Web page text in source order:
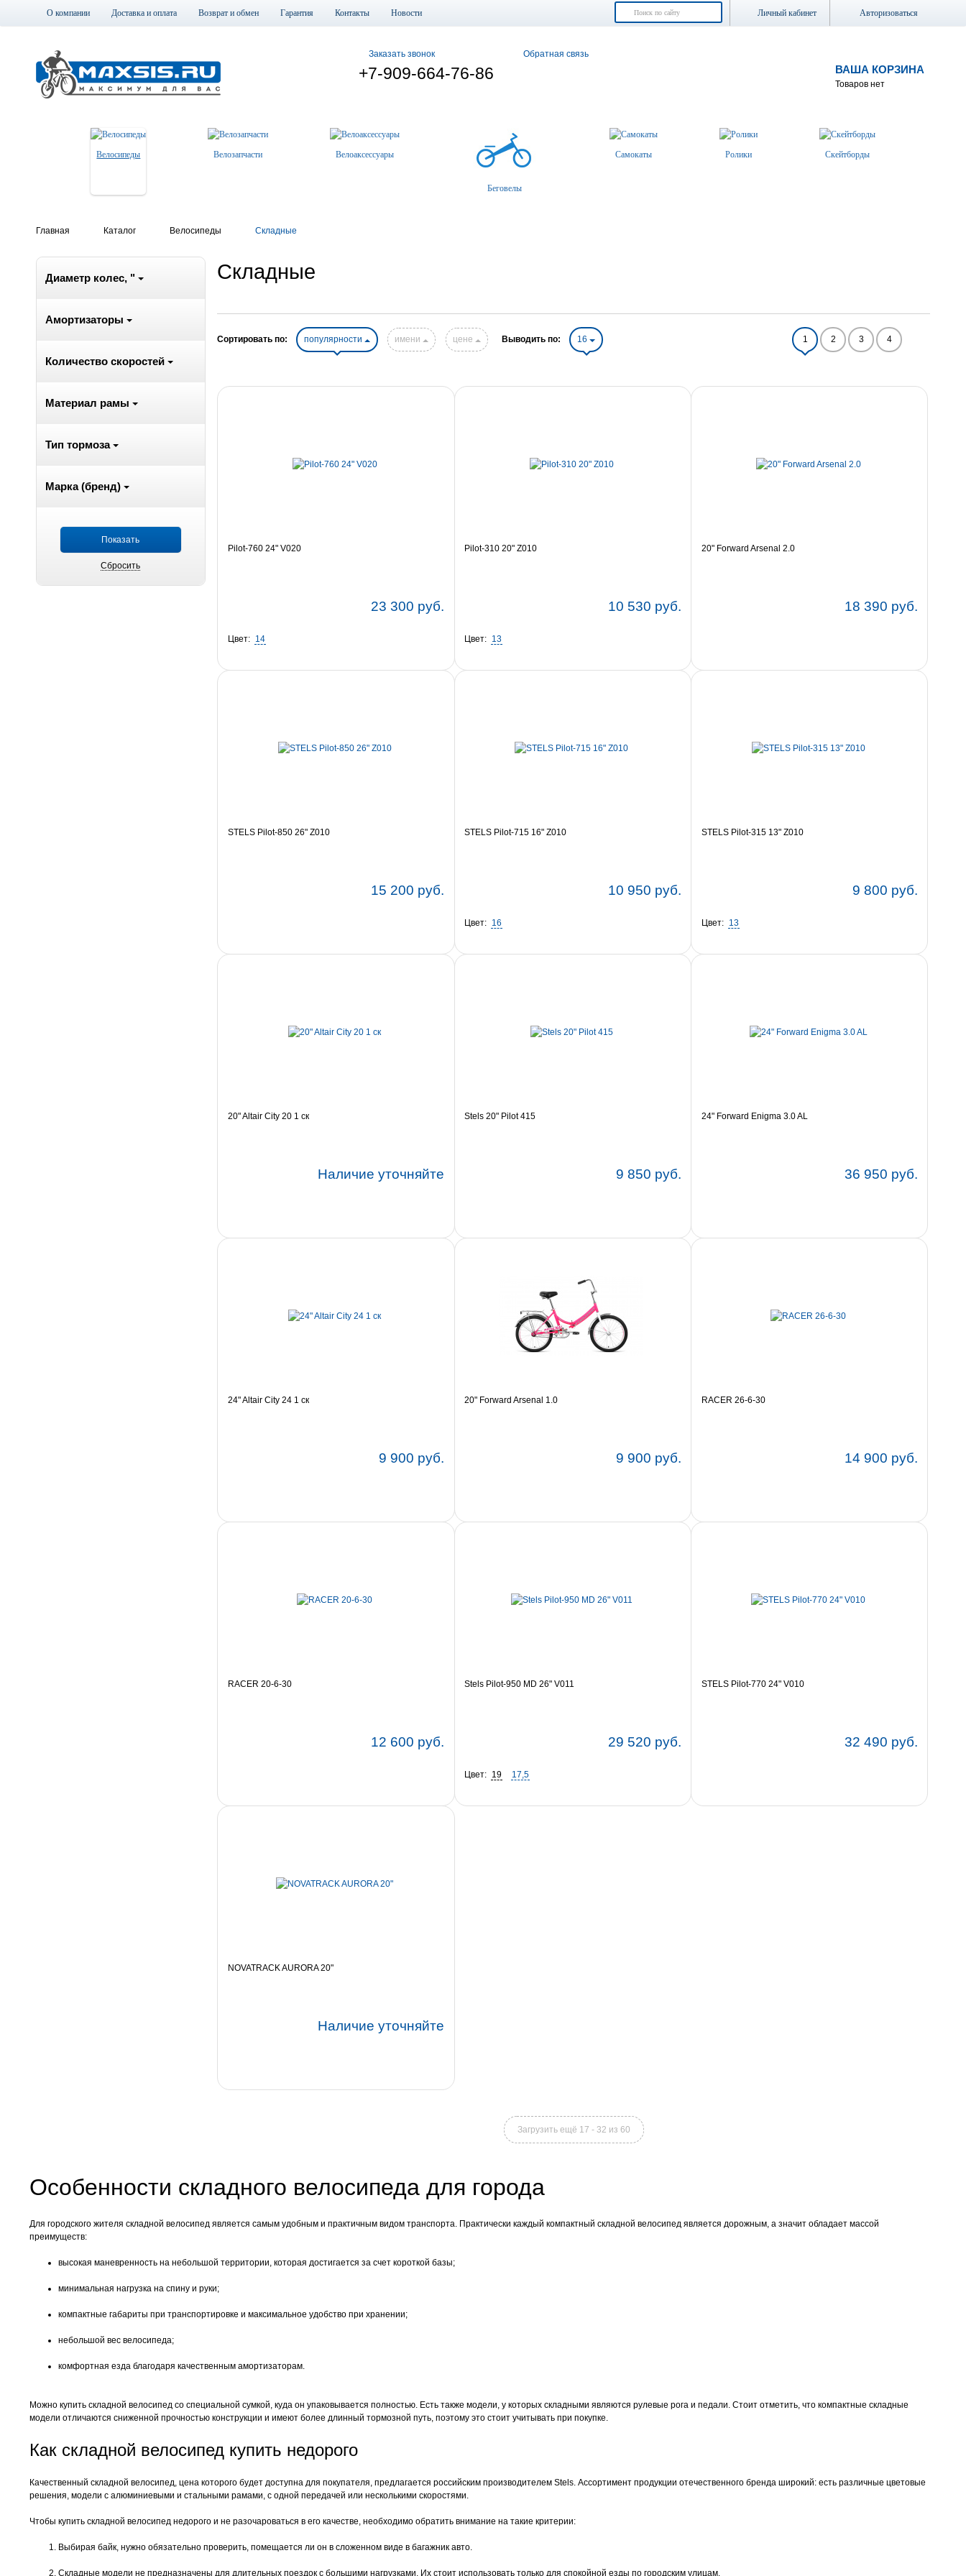
Личный кабинет Авторизоваться
О компании Доставка и оплата Возврат и обмен Гарантия Контакты Новости
ВАША КОРЗИНА
Товаров нет
Заказать звонок
+7-909-664-76-86
Обратная связь
Велосипеды Велозапчасти Велоаксессуары
Беговелы
Самокаты Ролики Скейтборды
Главная Каталог Велосипеды Складные
Диаметр колес, "
Амортизаторы
Количество скоростей
Материал рамы
Тип тормоза
Марка (бренд)
Складные
Сортировать по: популярности имени цене Выводить по: 16 1 2 3 4
Pilot-760 24" V020
23 300 руб.
Цвет: 14
Pilot-310 20" Z010
10 530 руб.
Цвет: 13
20" Forward Arsenal 2.0
18 390 руб.
STELS Pilot-850 26" Z010
15 200 руб.
STELS Pilot-715 16" Z010
10 950 руб.
Цвет: 16
STELS Pilot-315 13" Z010
9 800 руб.
Цвет: 13
20" Altair City 20 1 ск
Наличие уточняйте
Stels 20" Pilot 415
9 850 руб.
24" Forward Enigma 3.0 AL
36 950 руб.
24" Altair City 24 1 ск
9 900 руб.
20" Forward Arsenal 1.0
9 900 руб.
RACER 26-6-30
14 900 руб.
RACER 20-6-30
12 600 руб.
Stels Pilot-950 MD 26" V011
29 520 руб.
Цвет: 19 17,5
STELS Pilot-770 24" V010
32 490 руб.
NOVATRACK AURORA 20"
Наличие уточняйте
Загрузить ещё 17 - 32 из 60
Особенности складного велосипеда для города
Для городского жителя складной велосипед является самым удобным и практичным видом транспорта. Практически каждый компактный складной велосипед является дорожным, а значит обладает массой
преимуществ:
высокая маневренность на небольшой территории, которая достигается за счет короткой базы;
минимальная нагрузка на спину и руки;
компактные габариты при транспортировке и максимальное удобство при хранении;
небольшой вес велосипеда;
комфортная езда благодаря качественным амортизаторам.
Можно купить складной велосипед со специальной сумкой, куда он упаковывается полностью. Есть также модели, у которых складными являются рулевые рога и педали. Стоит отметить, что компактные складные
модели отличаются сниженной прочностью конструкции и имеют более длинный тормозной путь, поэтому это стоит учитывать при покупке.
Как складной велосипед купить недорого
Качественный складной велосипед, цена которого будет доступна для покупателя, предлагается российским производителем Stels. Ассортимент продукции отечественного бренда широкий: есть различные цветовые
решения, модели с алюминиевыми и стальными рамами, с одной передачей или несколькими скоростями.
Чтобы купить складной велосипед недорого и не разочароваться в его качестве, необходимо обратить внимание на такие критерии:
Выбирая байк, нужно обязательно проверить, помещается ли он в сложенном виде в багажник авто.
Складные модели не предназначены для длительных поездок с большими нагрузками. Их стоит использовать только для спокойной езды по городским улицам.